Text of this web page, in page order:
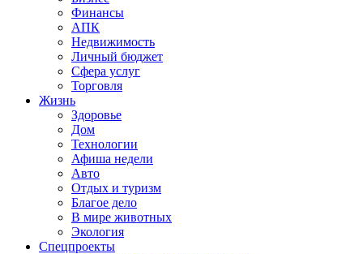
Финансы
АПК
Недвижимость
Личный бюджет
Сфера услуг
Торговля
Жизнь
Здоровье
Дом
Технологии
Афиша недели
Авто
Отдых и туризм
Благое дело
В мире животных
Экология
Спецпроекты